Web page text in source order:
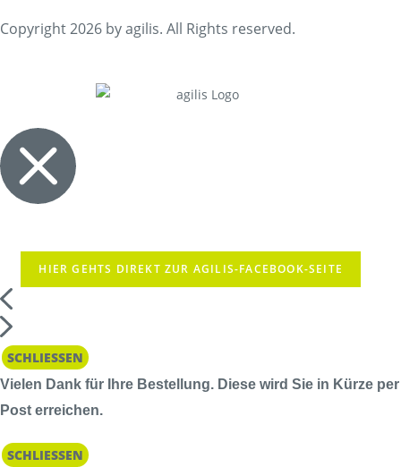
Copyright 2026 by agilis. All Rights reserved.
HIER GEHTS DIREKT ZUR AGILIS-FACEBOOK-SEITE
SCHLIESSEN
Vielen Dank für Ihre Bestellung. Diese wird Sie in Kürze per
Post erreichen.
SCHLIESSEN